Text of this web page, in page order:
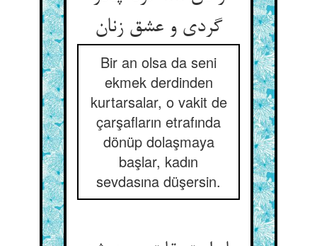
گردی و عشق زنان
Bir an olsa da seni
ekmek derdinden
kurtarsalar, o vakit de
çarşafların etrafında
dönüp dolaşmaya
başlar, kadın
sevdasına düşersin.